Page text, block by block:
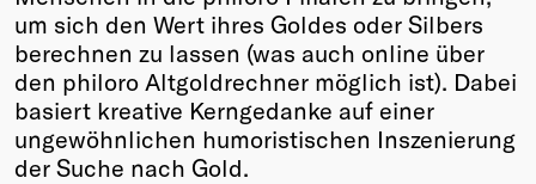
um sich den Wert ihres Goldes oder Silbers
berechnen zu lassen (was auch online über
den philoro Altgoldrechner möglich ist). Dabei
basiert kreative Kerngedanke auf einer
ungewöhnlichen humoristischen Inszenierung
der Suche nach Gold.